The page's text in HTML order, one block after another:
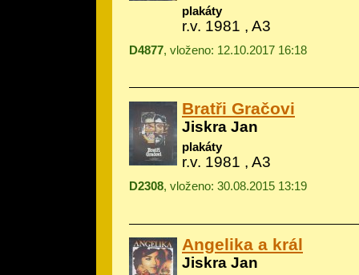
plakáty
r.v. 1981 , A3
D4877, vloženo: 12.10.2017 16:18
Bratři Gračovi
Jiskra Jan
plakáty
r.v. 1981 , A3
D2308, vloženo: 30.08.2015 13:19
Angelika a král
Jiskra Jan